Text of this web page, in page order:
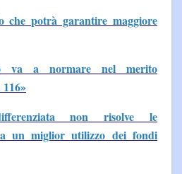
che potrà garantire maggiore
va a normare nel merito
non risolve le
a un miglior utilizzo dei fondi